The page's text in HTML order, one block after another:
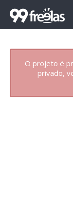
O projeto é
privado,